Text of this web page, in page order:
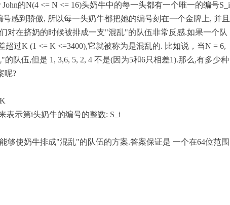
的N(4 <= N <= 16)头奶牛中的每一头都有一个唯一的编号S_i
号感到骄傲, 所以每一头奶牛都把她的编号刻在一个金牌上, 并且
对在挤奶的时候被排成一支"混乱"的队伍非常反感.如果一个队
超过K (1 <= K <=3400),它就被称为是混乱的. 比如说，当N = 6,
"的队伍,但是 1, 3,6, 5, 2, 4 不是(因为5和6只相差1).那么,有多少种
呢?
K
表示第i头奶牛的编号的整数: S_i
够使奶牛排成"混乱"的队伍的方案.答案保证是 一个在64位范围